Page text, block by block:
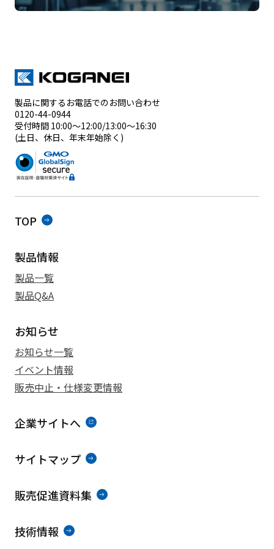
製品に関するお電話でのお問い合わせ
0120-44-0944
受付時間 10:00～12:00/13:00～16:30
(土日、休日、年末年始除く)
TOP
製品情報
製品一覧
製品Q&A
お知らせ
お知らせ一覧
イベント情報
販売中止・仕様変更情報
企業サイトへ
サイトマップ
販売促進資料集
技術情報